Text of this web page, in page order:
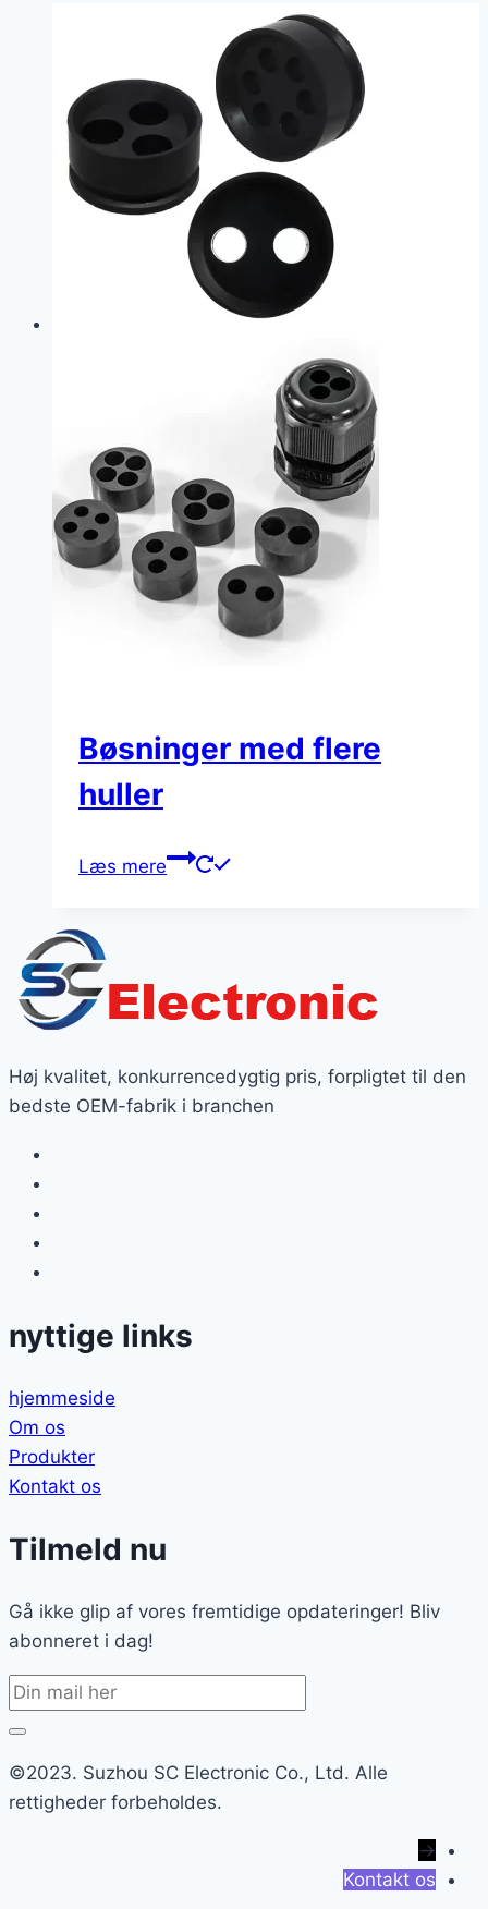
Bøsninger med flere
huller
Læs mere
Høj kvalitet, konkurrencedygtig pris, forpligtet til den
bedste OEM-fabrik i branchen
nyttige links
hjemmeside
Om os
Produkter
Kontakt os
Tilmeld nu
Gå ikke glip af vores fremtidige opdateringer! Bliv
abonneret i dag!
©2023. Suzhou SC Electronic Co., Ltd. Alle
rettigheder forbeholdes.
→
Kontakt os